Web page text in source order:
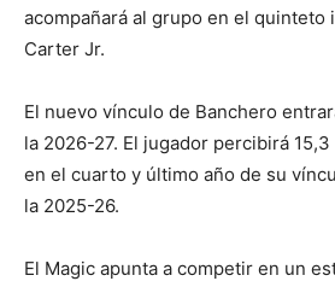
acompañará al grupo en el quinteto
Carter Jr.
El nuevo vínculo de Banchero
la 2026-27. El jugador percibirá
en el cuarto y último año de su
la 2025-26.
El Magic apunta a competir en un